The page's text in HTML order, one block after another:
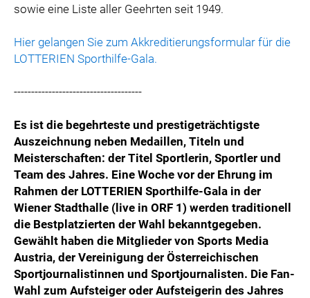
sowie eine Liste aller Geehrten seit 1949.
Hier gelangen Sie zum Akkreditierungsformular für die
LOTTERIEN Sporthilfe-Gala.
-------------------------------------
Es ist die begehrteste und prestigeträchtigste
Auszeichnung neben Medaillen, Titeln und
Meisterschaften: der Titel Sportlerin, Sportler und
Team des Jahres. Eine Woche vor der Ehrung im
Rahmen der LOTTERIEN Sporthilfe-Gala in der
Wiener Stadthalle (live in ORF 1) werden traditionell
die Bestplatzierten der Wahl bekanntgegeben.
Gewählt haben die Mitglieder von Sports Media
Austria, der Vereinigung der Österreichischen
Sportjournalistinnen und Sportjournalisten. Die Fan-
Wahl zum Aufsteiger oder Aufsteigerin des Jahres